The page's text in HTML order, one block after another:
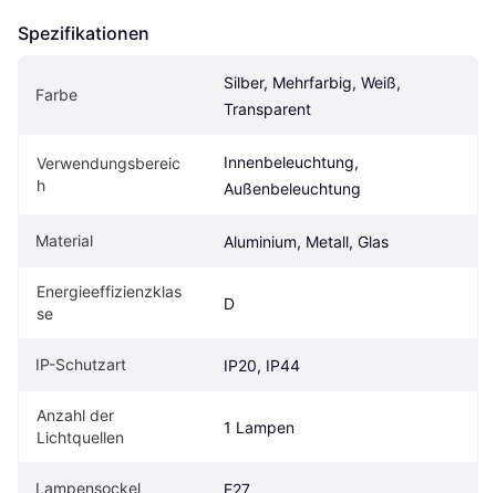
Spezifikationen
Farbe
Silber, Mehrfarbig, Weiß,
Transparent
Verwendungsbereic
h
Innenbeleuchtung,
Außenbeleuchtung
Material Aluminium, Metall, Glas
Energieeffizienzklas
se
D
IP-Schutzart IP20, IP44
Anzahl der
Lichtquellen
1 Lampen
Lampensockel E27